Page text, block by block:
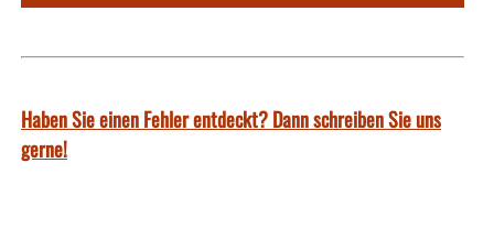
Haben Sie einen Fehler entdeckt? Dann schreiben Sie uns
gerne!